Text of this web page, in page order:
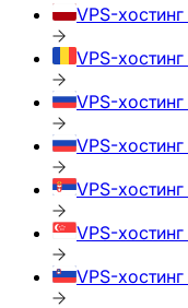
VPS-хостинг
VPS-хостинг
VPS-хостинг
VPS-хостинг
VPS-хостинг
VPS-хостинг
VPS-хостинг